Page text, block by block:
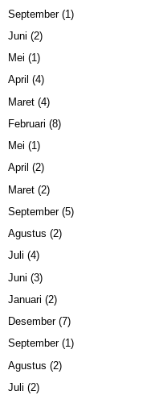
September(1)
Juni (2)
Mei (1)
April (4)
Maret (4)
Februari (8)
Mei (1)
April (2)
Maret (2)
September(5)
Agustus (2)
Juli (4)
Juni (3)
Januari (2)
Desember(7)
September(1)
Agustus (2)
Juli (2)